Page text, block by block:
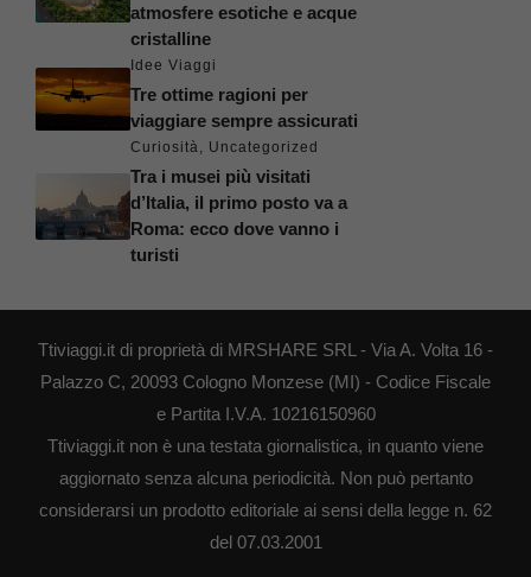
atmosfere esotiche e acque
cristalline
Idee Viaggi
Tre ottime ragioni per
viaggiare sempre assicurati
Curiosità, Uncategorized
Tra i musei più visitati
d’Italia, il primo posto va a
Roma: ecco dove vanno i
turisti
Ttiviaggi.it di proprietà di MRSHARE SRL - Via A. Volta 16 -
Palazzo C, 20093 Cologno Monzese (MI) - Codice Fiscale
e Partita I.V.A. 10216150960
Ttiviaggi.it non è una testata giornalistica, in quanto viene
aggiornato senza alcuna periodicità. Non può pertanto
considerarsi un prodotto editoriale ai sensi della legge n. 62
del 07.03.2001